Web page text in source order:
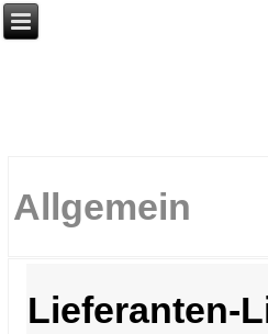
Allgemein
Lieferanten-